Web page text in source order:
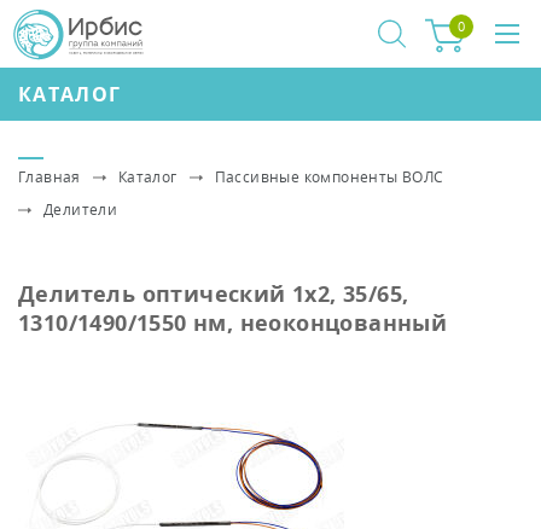
КАТАЛОГ
0
Главная Каталог
Пассивные компоненты ВОЛС
Делители
Делитель оптический 1x2, 35/65,
1310/1490/1550 нм, неоконцованный